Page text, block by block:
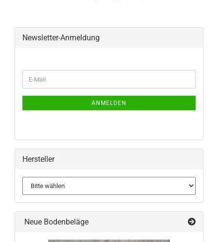
Newsletter-Anmeldung
ZUR
E-
Mail
ANMELDEN
Hersteller
Neue Bodenbeläge